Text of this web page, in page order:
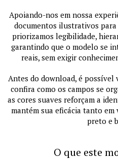
Apoiando-nos em nossa
documentos ilustrativos para
priorizamos legibilidade,
garantindo que o modelo se
reais, sem exigir
Antes do download, é
confira como os campos se
as cores suaves reforçam a
mantém sua eficácia tanto
preto e
O que este